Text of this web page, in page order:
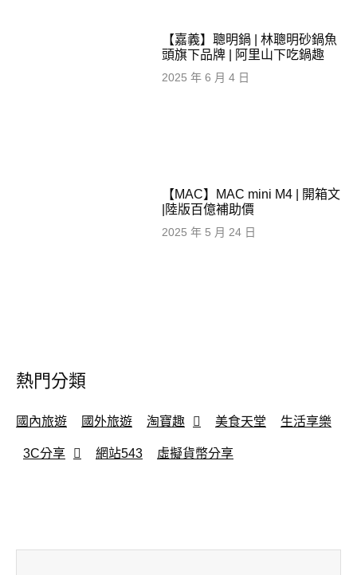
【嘉義】聰明鍋 | 林聰明砂鍋魚
頭旗下品牌 | 阿里山下吃鍋趣
2025 年 6 月 4 日
【MAC】MAC mini M4 | 開箱文
|陸版百億補助價
2025 年 5 月 24 日
熱門分類
國內旅遊 國外旅遊 淘寶趣 美食天堂 生活享樂
3C分享 網站543 虛擬貨幣分享